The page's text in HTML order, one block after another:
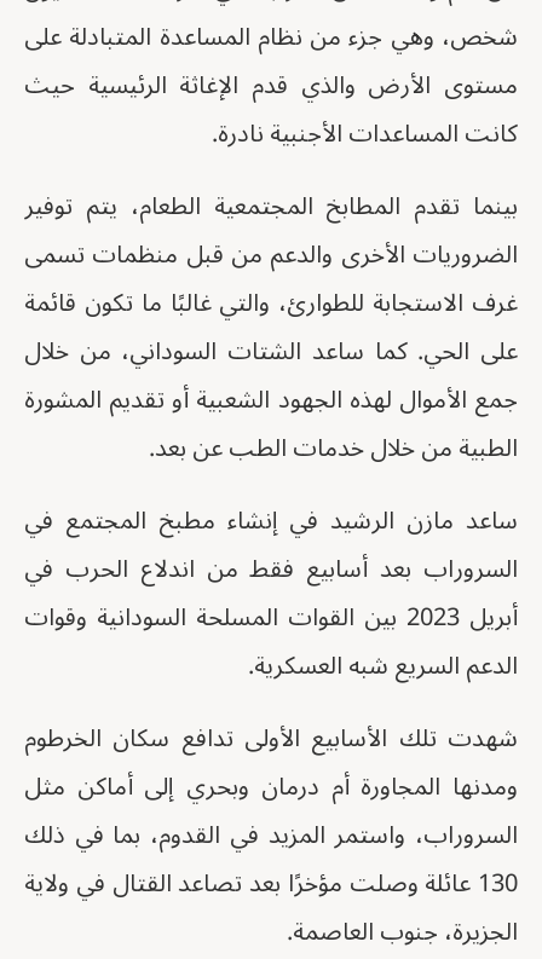
شخص، وهي جزء من نظام المساعدة المتبادلة على
مستوى الأرض والذي قدم الإغاثة الرئيسية حيث
كانت المساعدات الأجنبية نادرة.
بينما تقدم المطابخ المجتمعية الطعام، يتم توفير
الضروريات الأخرى والدعم من قبل منظمات تسمى
غرف الاستجابة للطوارئ، والتي غالبًا ما تكون قائمة
على الحي. كما ساعد الشتات السوداني، من خلال
جمع الأموال لهذه الجهود الشعبية أو تقديم المشورة
الطبية من خلال خدمات الطب عن بعد.
ساعد مازن الرشيد في إنشاء مطبخ المجتمع في
السروراب بعد أسابيع فقط من اندلاع الحرب في
أبريل 2023 بين القوات المسلحة السودانية وقوات
الدعم السريع شبه العسكرية.
شهدت تلك الأسابيع الأولى تدافع سكان الخرطوم
ومدنها المجاورة أم درمان وبحري إلى أماكن مثل
السروراب، واستمر المزيد في القدوم، بما في ذلك
130 عائلة وصلت مؤخرًا بعد تصاعد القتال في ولاية
الجزيرة، جنوب العاصمة.